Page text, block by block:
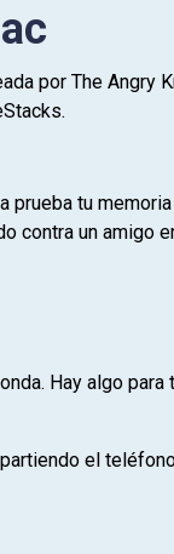
por The Angry
prueba tu
contra un amigo
Hay algo
el